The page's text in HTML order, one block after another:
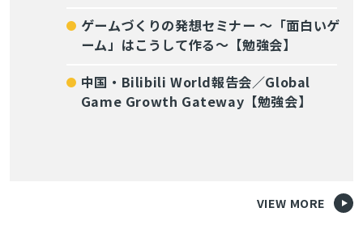
ゲームづくりの発想セミナー ～「面白いゲ
ーム」はこうして作る～【勉強会】
中国・Bilibili World報告会／Global
Game Growth Gateway【勉強会】
VIEW MORE